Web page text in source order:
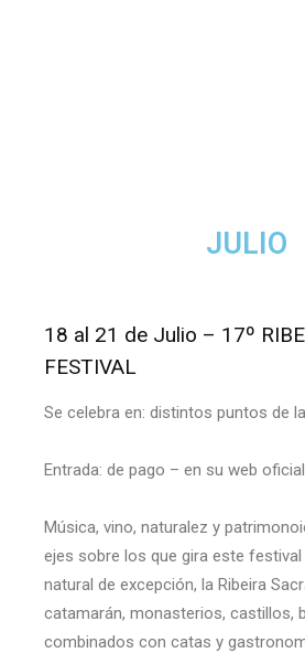
JULIO
18 al 21 de Julio – 17º
FESTIVAL
Se celebra en: distintos puntos de
Entrada: de pago – en su web
Música, vino, naturalez y
ejes sobre los que gira este
natural de excepción, la Ribeira
catamarán, monasterios, castillos,
combinados con catas y